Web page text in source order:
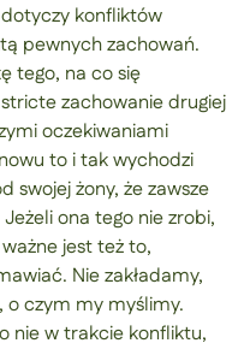
konfliktów
pewnych zachowań.
tego, na co się
zachowanie drugiej
oczekiwaniami
to i tak wychodzi
swojej żony, że zawsze
ona tego nie zrobi,
jest też to,
Nie zakładamy,
o czym my myślimy.
nie w trakcie konfliktu,